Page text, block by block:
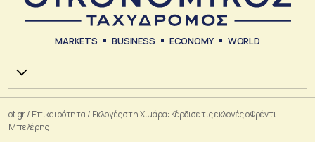
MARKETS BUSINESS ECONOMY WORLD
Χ.Α.
ot.gr/ Επικαιρότητα / Εκλογές στη Χιμάρα: Κέρδισε τις εκλογές ο Φρέντι
Μπελέρης